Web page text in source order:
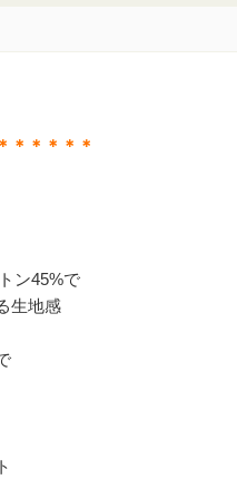
＊＊＊＊＊
ン45%で
生地感